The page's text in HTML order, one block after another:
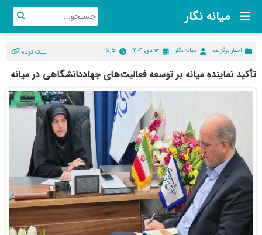
میانه نگار
اخبار برگزیده میانه نگار ۱۳ دی, ۱۴۰۴ ۱۵:۵۱ لینک کوتاه
تأکید نماینده میانه بر توسعه فعالیت‌های جهاددانشگاهی در میانه